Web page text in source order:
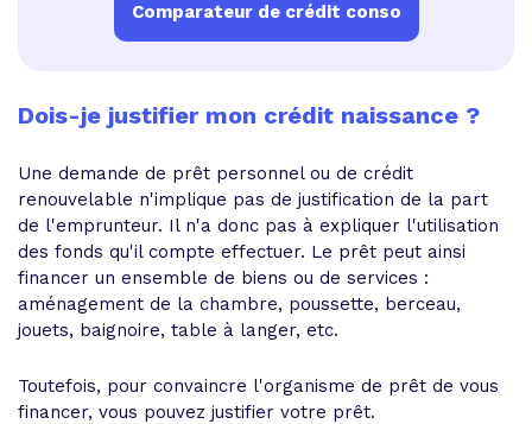
Comparateur de crédit conso
Dois-je justifier mon crédit naissance ?
Une demande de prêt personnel ou de crédit
renouvelable n'implique pas de justification de la part
de l'emprunteur. Il n'a donc pas à expliquer l'utilisation
des fonds qu'il compte effectuer. Le prêt peut ainsi
financer un ensemble de biens ou de services :
aménagement de la chambre, poussette, berceau,
jouets, baignoire, table à langer, etc.
Toutefois, pour convaincre l'organisme de prêt de vous
financer, vous pouvez justifier votre prêt.